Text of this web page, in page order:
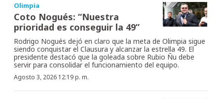
Olimpia
Coto Nogués: “Nuestra
prioridad es conseguir la 49”
Rodrigo Nogués dejó en claro que la meta de Olimpia sigue
siendo conquistar el Clausura y alcanzar la estrella 49. El
presidente destacó que la goleada sobre Rubio Ñu debe
servir para consolidar el funcionamiento del equipo.
Agosto 3, 2026 12:19 p. m.